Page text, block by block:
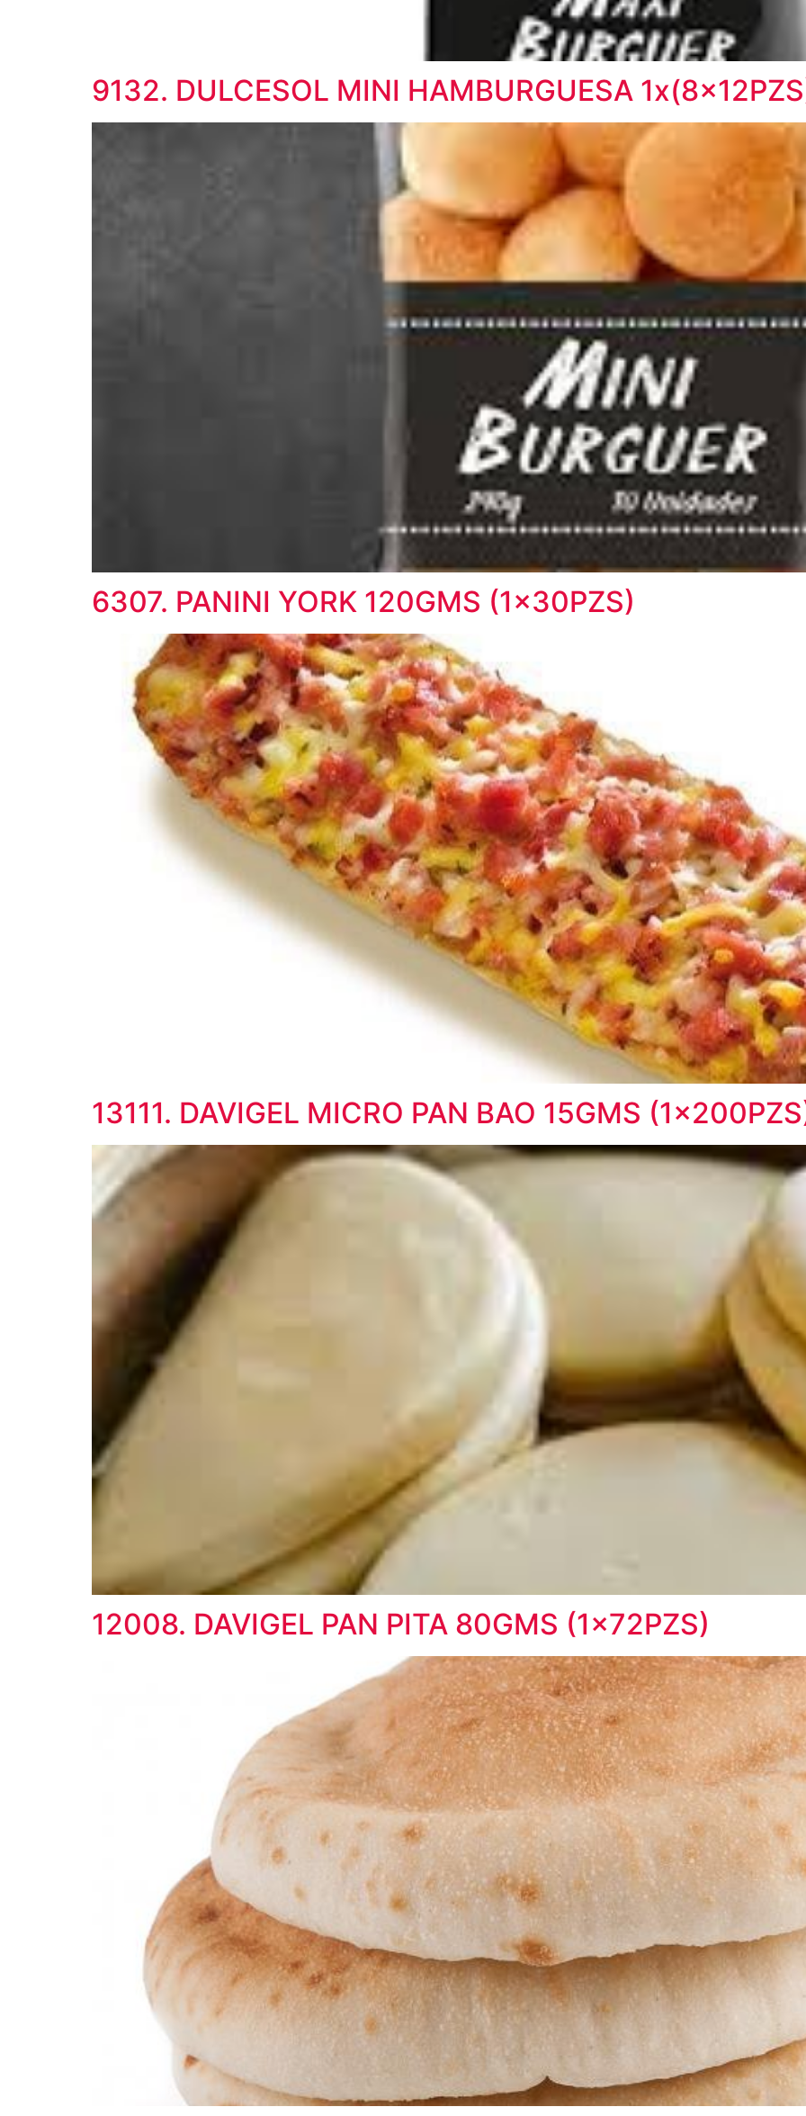
9132. DULCESOL MINI HAMBURGUESA
6307. PANINI YORK 120GMS (1x30PZS)
13111. DAVIGEL MICRO PAN BAO 15GMS
12008. DAVIGEL PAN PITA 80GMS (1x72PZS)